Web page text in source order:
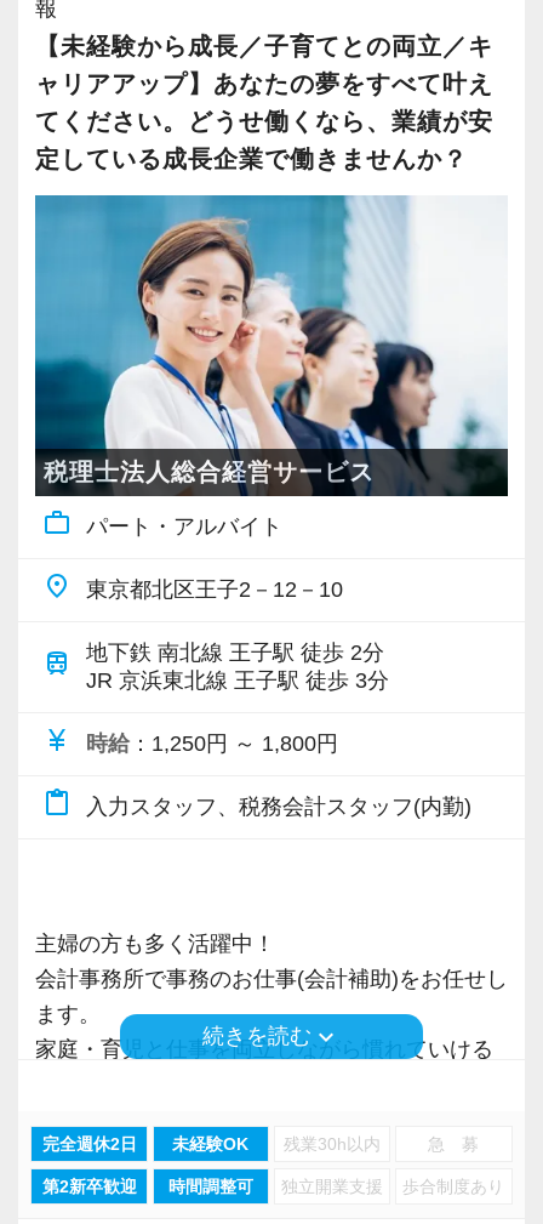
で、自分の「やりたいこと」や「得意なこと」
が自然と見えてくるはずです。
そしてその「やりたいこと」に全力で取り組ん
だ結果、
顧問先から感謝の言葉をもらえる――それが私
たちの何よりのやりがいです。
私たちと一緒に、あなたの「やりたいこと」、
見つけてみませんか？
■業務範囲のご紹介 〜税務にとどまらない、幅
広いフィールド〜
私たちの業務は、いわゆる「税務会計」にとど
まりません。
経営者のあらゆる課題に寄り添う“経営のパート
ナー”として、幅広い領域で専門性を発揮してい
ます。
たとえば、以下のような相談・支援を日常的に
経営支援・税務相談
・会社設立相談・融資相談・事業計画の策定支
・決算書作成、MAS監査、MAP（経営計画サポ
ート）
人・組織に関するサポート
・民事信託・相続税・贈与税・譲渡所得の対応
各種許認可・実務サポート
・新規顧問先対応・建設業許可申請・不動産売
買仲介・M&A支援
産運用の相談対応
テクノロジー・DX分野
・顧問先へのDX導入支援・業務効率化ツールの
報
【未経験から成長／子育てとの両立／キ
ャリアアップ】あなたの夢をすべて叶え
てください。どうせ働くなら、業績が安
定している成長企業で働きませんか？
税理士法人総合経営サービス
work_outline パート・アルバイト
place 東京都北区王子2－12－10
train
地下鉄 南北線 王子駅 徒歩 2分
JR 京浜東北線 王子駅 徒歩 3分
currency_yen 時給 ：1,250円 ～ 1,800円
content_paste 入力スタッフ、税務会計スタッフ(内勤)
主婦の方も多く活躍中！
会計事務所で事務のお仕事(会計補助)をお任せし
ます。
家庭・育児と仕事を両立しながら慣れていける
残業もありません！
1日6時間、週4日からの勤務が可能です。
続きを読む keyboard_arrow_down
完全週休2日 未経験OK 残業30h以内 急 募
第2新卒歓迎 時間調整可 独立開業支援 歩合制度あり